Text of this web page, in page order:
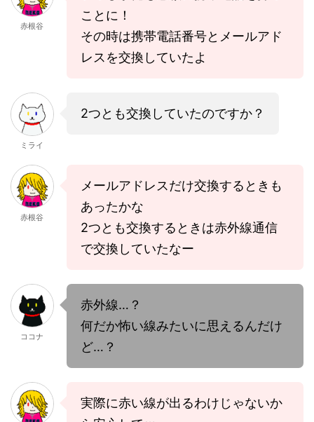
赤根谷
ことに！
その時は携帯電話番号とメールアド
レスを交換していたよ
ミライ
2つとも交換していたのですか？
赤根谷
メールアドレスだけ交換するときも
あったかな
2つとも交換するときは赤外線通信
で交換していたなー
ココナ
赤外線…？
何だか怖い線みたいに思えるんだけ
ど…？
実際に赤い線が出るわけじゃないか